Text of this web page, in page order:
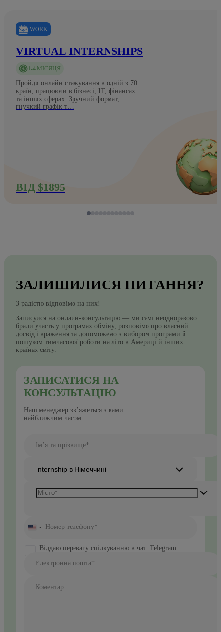
WORK
VIRTUAL INTERNSHIPS
1-4 МІСЯЦЯ
Пройди онлайн стажування в одній з 70
країн, працюючи в бізнесі, ІТ, фінансах
та інших сферах. Зручний формат,
гнучкий графік т…
ВІД $1895
ЗАЛИШИЛИСЯ ПИТАННЯ?
З радістю відповімо на них!
Записуйся на онлайн‑консультацію — ми самі неодноразово
брали участь у програмах обміну, розповімо про власний
досвід і враження та допоможемо з вибором програми й
пошуком тимчасової роботи на літо в Америці й інших
країнах світу.
ЗАПИСАТИСЯ НА
КОНСУЛЬТАЦІЮ
Наш менеджер зв’яжеться з вами
найближчим часом.
Ім’я та прізвище*
Internship в Німеччині
United
+1
Номер телефону*
Віддаю перевагу спілкуванню в чаті Telegram.
Електронна пошта*
Коментар